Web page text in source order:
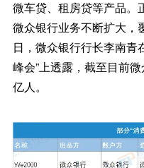
微车贷、租房贷等产品。
微众银行业务不断扩大，
日，微众银行行长李南青
峰会”上透露，截至目前
亿人。